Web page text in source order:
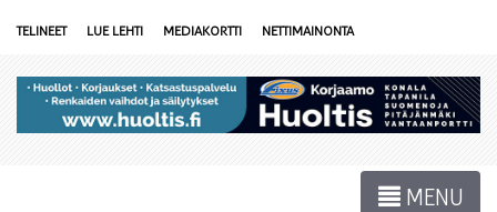
TELINEET LUE LEHTI MEDIAKORTTI NETTIMAINONTA
MENU